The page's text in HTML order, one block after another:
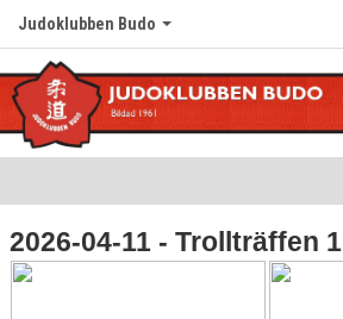
Judoklubben Budo
Nyheter
2026-04-11 - Trollträffen 1